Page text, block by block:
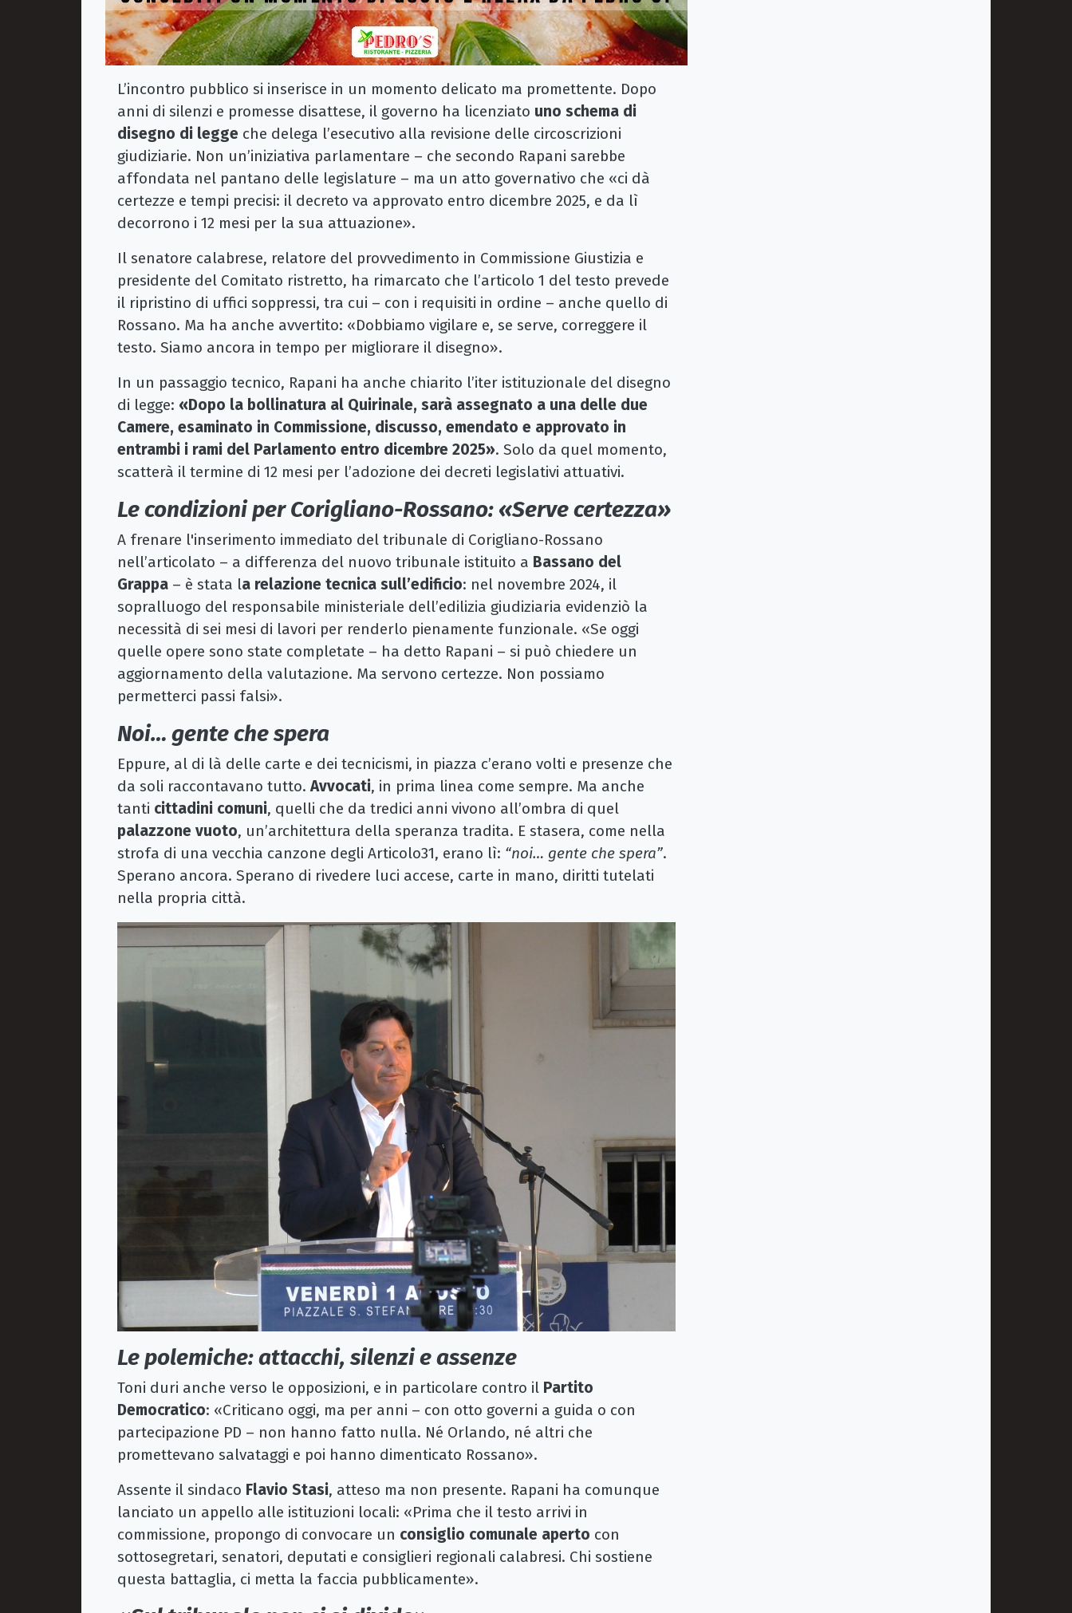
L’incontro pubblico si inserisce in un momento delicato ma promettente. Dopo
anni di silenzi e promesse disattese, il governo ha licenziato uno schema di
disegno di legge che delega l’esecutivo alla revisione delle circoscrizioni
giudiziarie. Non un’iniziativa parlamentare – che secondo Rapani sarebbe
affondata nel pantano delle legislature – ma un atto governativo che «ci dà
certezze e tempi precisi: il decreto va approvato entro dicembre 2025, e da lì
decorrono i 12 mesi per la sua attuazione».
Il senatore calabrese, relatore del provvedimento in Commissione Giustizia e
presidente del Comitato ristretto, ha rimarcato che l’articolo 1 del testo prevede
il ripristino di uffici soppressi, tra cui – con i requisiti in ordine – anche quello di
Rossano. Ma ha anche avvertito: «Dobbiamo vigilare e, se serve, correggere il
testo. Siamo ancora in tempo per migliorare il disegno».
In un passaggio tecnico, Rapani ha anche chiarito l’iter istituzionale del disegno
di legge: «Dopo la bollinatura al Quirinale, sarà assegnato a una delle due
Camere, esaminato in Commissione, discusso, emendato e approvato in
entrambi i rami del Parlamento entro dicembre 2025». Solo da quel momento,
scatterà il termine di 12 mesi per l’adozione dei decreti legislativi attuativi.
Le condizioni per Corigliano-Rossano: «Serve certezza»
A frenare l'inserimento immediato del tribunale di Corigliano-Rossano
nell’articolato – a differenza del nuovo tribunale istituito a Bassano del
Grappa – è stata la relazione tecnica sull’edificio: nel novembre 2024, il
sopralluogo del responsabile ministeriale dell’edilizia giudiziaria evidenziò la
necessità di sei mesi di lavori per renderlo pienamente funzionale. «Se oggi
quelle opere sono state completate – ha detto Rapani – si può chiedere un
aggiornamento della valutazione. Ma servono certezze. Non possiamo
permetterci passi falsi».
Noi… gente che spera
Eppure, al di là delle carte e dei tecnicismi, in piazza c’erano volti e presenze che
da soli raccontavano tutto. Avvocati, in prima linea come sempre. Ma anche
tanti cittadini comuni, quelli che da tredici anni vivono all’ombra di quel
palazzone vuoto, un’architettura della speranza tradita. E stasera, come nella
strofa di una vecchia canzone degli Articolo31, erano lì: “noi… gente che spera”.
Sperano ancora. Sperano di rivedere luci accese, carte in mano, diritti tutelati
nella propria città.
Le polemiche: attacchi, silenzi e assenze
Toni duri anche verso le opposizioni, e in particolare contro il Partito
Democratico: «Criticano oggi, ma per anni – con otto governi a guida o con
partecipazione PD – non hanno fatto nulla. Né Orlando, né altri che
promettevano salvataggi e poi hanno dimenticato Rossano».
Assente il sindaco Flavio Stasi, atteso ma non presente. Rapani ha comunque
lanciato un appello alle istituzioni locali: «Prima che il testo arrivi in
commissione, propongo di convocare un consiglio comunale aperto con
sottosegretari, senatori, deputati e consiglieri regionali calabresi. Chi sostiene
questa battaglia, ci metta la faccia pubblicamente».